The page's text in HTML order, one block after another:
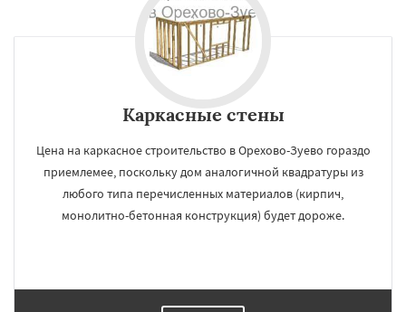
Каркасные стены
Цена на каркасное строительство в Орехово-Зуево гораздо
приемлемее, поскольку дом аналогичной квадратуры из
любого типа перечисленных материалов (кирпич,
монолитно-бетонная конструкция) будет дороже.